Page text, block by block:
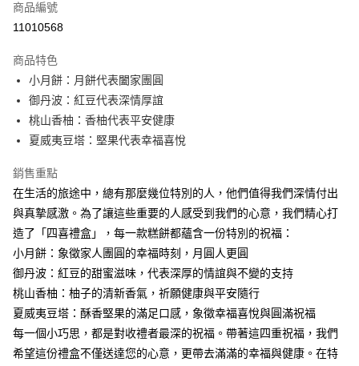
LINE Pay
街口支付
悠遊付
ATM付款
運送方式
【中秋預購 85折】宅配
每筆NT$160，滿NT$3,000(含以上)免運費
商品編號
11010568
商品特色
小月餅：月餅代表闔家團圓
御丹波：紅豆代表深情厚誼
桃山香柚：香柚代表平安健康
夏威夷豆塔：堅果代表幸福喜悅
銷售重點
在生活的旅途中，總有那麼幾位特別的人，他們值得我們深情付出
與真摯感激。為了讓這些重要的人感受到我們的心意，我們精心打
造了「四喜禮盒」，每一款糕餅都蘊含一份特別的祝福：
小月餅：象徵家人團圓的幸福時刻，月圓人更圓
御丹波：紅豆的甜蜜滋味，代表深厚的情誼與不變的支持
桃山香柚：柚子的清新香氣，祈願健康與平安隨行
夏威夷豆塔：酥香堅果的滿足口感，象徵幸福喜悅與圓滿祝福
每一個小巧思，都是對收禮者最深的祝福。帶著這四重祝福，我們
希望這份禮盒不僅送達您的心意，更帶去滿滿的幸福與健康。在特